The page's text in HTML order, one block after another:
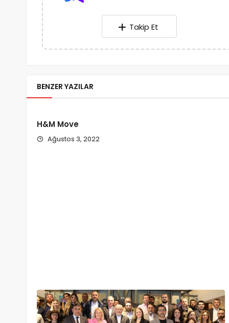
Takip Et
BENZER YAZILAR
H&M Move
Ağustos 3, 2022